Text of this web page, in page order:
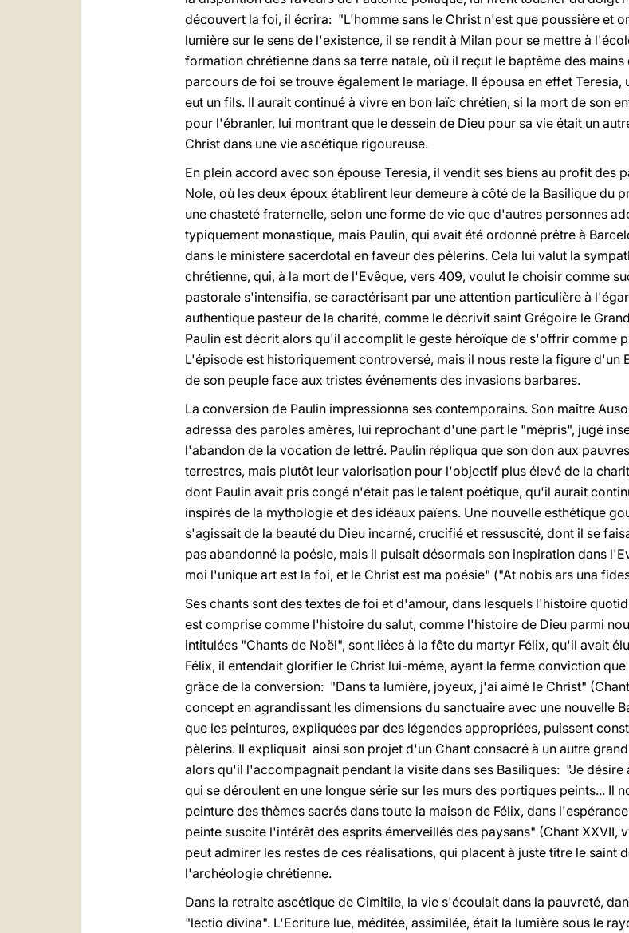
découvert la foi, il écrira: "L'homme sans le Christ n'est que poussière et
lumière sur le sens de l'existence, il se rendit à Milan pour se mettre à
formation chrétienne dans sa terre natale, où il reçut le baptême des
parcours de foi se trouve également le mariage. Il épousa en effet
eut un fils. Il aurait continué à vivre en bon laïc chrétien, si la mort de son
pour l'ébranler, lui montrant que le dessein de Dieu pour sa vie était un
Christ dans une vie ascétique rigoureuse.
En plein accord avec son épouse Teresia, il vendit ses biens au profit des
Nole, où les deux époux établirent leur demeure à côté de la Basilique du
une chasteté fraternelle, selon une forme de vie que d'autres personnes
typiquement monastique, mais Paulin, qui avait été ordonné prêtre à
dans le ministère sacerdotal en faveur des pèlerins. Cela lui valut la
chrétienne, qui, à la mort de l'Evêque, vers 409, voulut le choisir comme
pastorale s'intensifia, se caractérisant par une attention particulière à
authentique pasteur de la charité, comme le décrivit saint Grégoire le
Paulin est décrit alors qu'il accomplit le geste héroïque de s'offrir comme
L'épisode est historiquement controversé, mais il nous reste la figure
de son peuple face aux tristes événements des invasions barbares.
La conversion de Paulin impressionna ses contemporains. Son maître
adressa des paroles amères, lui reprochant d'une part le "mépris", jugé
l'abandon de la vocation de lettré. Paulin répliqua que son don aux
terrestres, mais plutôt leur valorisation pour l'objectif plus élevé de la
dont Paulin avait pris congé n'était pas le talent poétique, qu'il aurait
inspirés de la mythologie et des idéaux païens. Une nouvelle esthétique
s'agissait de la beauté du Dieu incarné, crucifié et ressuscité, dont il se
pas abandonné la poésie, mais il puisait désormais son inspiration dans
moi l'unique art est la foi, et le Christ est ma poésie" ("At nobis ars una
Ses chants sont des textes de foi et d'amour, dans lesquels l'histoire
est comprise comme l'histoire du salut, comme l'histoire de Dieu parmi
intitulées "Chants de Noël", sont liées à la fête du martyr Félix, qu'il avait
Félix, il entendait glorifier le Christ lui-même, ayant la ferme conviction
grâce de la conversion: "Dans ta lumière, joyeux, j'ai aimé le Christ"
concept en agrandissant les dimensions du sanctuaire avec une nouvelle
que les peintures, expliquées par des légendes appropriées, puissent
pèlerins. Il expliquait ainsi son projet d'un Chant consacré à un autre
alors qu'il l'accompagnait pendant la visite dans ses Basiliques: "Je
qui se déroulent en une longue série sur les murs des portiques peints... Il
peinture des thèmes sacrés dans toute la maison de Félix, dans
peinte suscite l'intérêt des esprits émerveillés des paysans" (Chant XXVII,
peut admirer les restes de ces réalisations, qui placent à juste titre le saint
l'archéologie chrétienne.
Dans la retraite ascétique de Cimitile, la vie s'écoulait dans la pauvreté,
"lectio divina". L'Ecriture lue, méditée, assimilée, était la lumière sous le